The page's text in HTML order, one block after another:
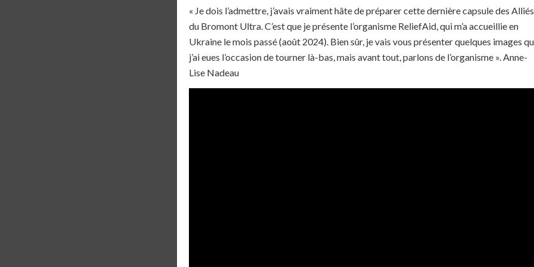
« Je dois l’admettre, j’avais vraiment hâte de préparer cette dernière capsule des Alliés
du Bromont Ultra. C’est que je présente l’organisme ReliefAid, qui m’a accueillie en
Ukraine le mois passé (août 2024). Bien sûr, je vais vous présenter quelques images
j’ai eues l’occasion de tourner là-bas, mais avant tout, parlons de l’organisme ». Anne-
Lise Nadeau